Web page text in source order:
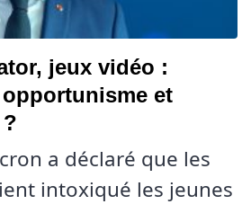
jeux vidéo :
et
a déclaré que les
intoxiqué les jeunes